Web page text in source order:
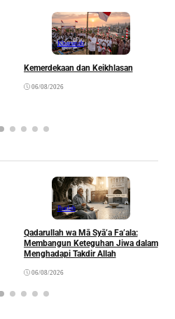
Khazanah
Kemerdekaan dan Keikhlasan
06/08/2026
Ibadah
Qadarullah wa Mā Syā’a Fa’ala:
Membangun Keteguhan Jiwa dalam
Menghadapi Takdir Allah
06/08/2026